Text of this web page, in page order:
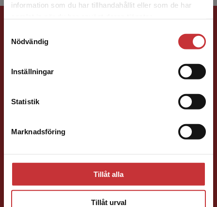
information som du har tillhandahållit eller som de har
Nödvändig
Inställningar
Statistik
Marknadsföring
Tillåt alla
Tillåt urval
Det verkar som att du besöker
studentlitteratur.se via en enhet utanför Sverige.
Vi erbjuder inte leveranser utanför Sverige. För
att kunna slutföra ett köp måste
Förlagskontakt
Teknik, matematik och statistik